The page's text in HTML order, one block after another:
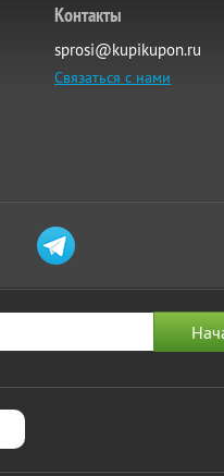
Контакты
sprosi@kupikupon.ru
Связаться с нами